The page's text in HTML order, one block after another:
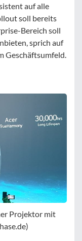
auf alle
soll bereits
Bereich soll
sprich auf
Geschäftsumfeld.
Projektor mit